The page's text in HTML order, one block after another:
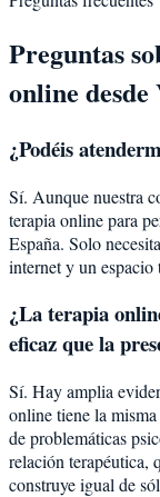
Preguntas
online desde
¿Podéis
Sí. Aunque nuestra
terapia online para
España. Solo
internet y un espacio
¿La terapia
eficaz que la
Sí. Hay amplia
online tiene la
de problemáticas
relación terapéutica,
construye igual de